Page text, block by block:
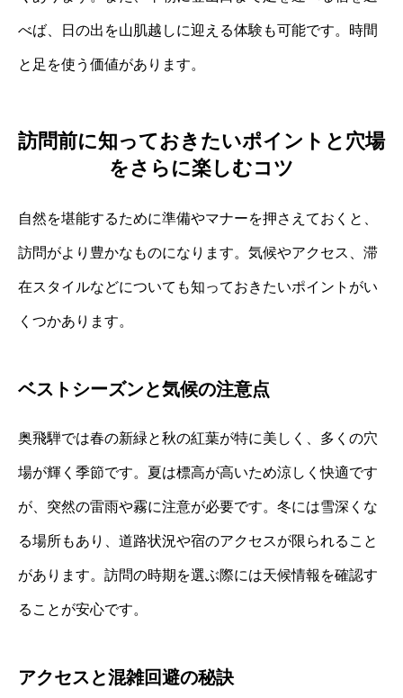
べば、日の出を山肌越しに迎える体験も可能です。時間
と足を使う価値があります。
訪問前に知っておきたいポイントと穴場
をさらに楽しむコツ
自然を堪能するために準備やマナーを押さえておくと、
訪問がより豊かなものになります。気候やアクセス、滞
在スタイルなどについても知っておきたいポイントがい
くつかあります。
ベストシーズンと気候の注意点
奥飛騨では春の新緑と秋の紅葉が特に美しく、多くの穴
場が輝く季節です。夏は標高が高いため涼しく快適です
が、突然の雷雨や霧に注意が必要です。冬には雪深くな
る場所もあり、道路状況や宿のアクセスが限られること
があります。訪問の時期を選ぶ際には天候情報を確認す
ることが安心です。
アクセスと混雑回避の秘訣